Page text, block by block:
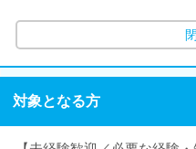
対象となる方